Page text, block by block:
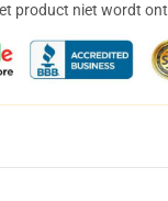
product niet wordt